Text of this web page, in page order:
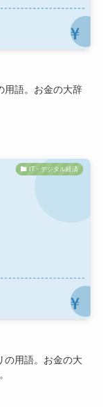
用語。お金の大辞
IT・デジタル経済
の用語。お金の大